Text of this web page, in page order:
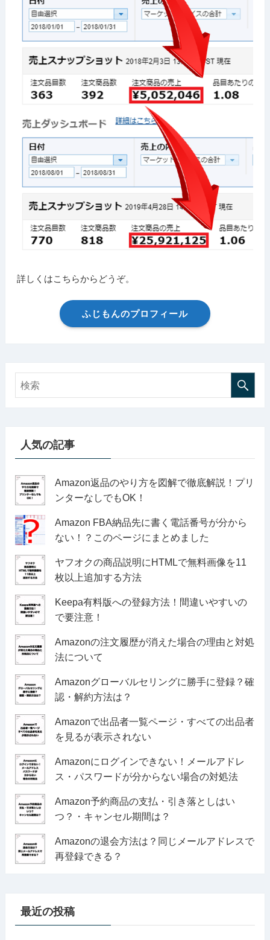
詳しくはこちらからどうぞ。
ふじもんのプロフィール
人気の記事
Amazon返品のやり方を図解で徹底解説！プリ
ンターなしでもOK！
Amazon FBA納品先に書く電話番号が分から
ない！？このページにまとめました
ヤフオクの商品説明にHTMLで無料画像を11
枚以上追加する方法
Keepa有料版への登録方法！間違いやすいの
で要注意！
Amazonの注文履歴が消えた場合の理由と対処
法について
Amazonグローバルセリングに勝手に登録？確
認・解約方法は？
Amazonで出品者一覧ページ・すべての出品者
を見るが表示されない
Amazonにログインできない！メールアドレ
ス・パスワードが分からない場合の対処法
Amazon予約商品の支払・引き落としはい
つ？・キャンセル期間は？
Amazonの退会方法は？同じメールアドレスで
再登録できる？
最近の投稿